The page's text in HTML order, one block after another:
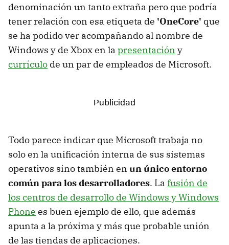
denominación un tanto extraña pero que podría
tener relación con esa etiqueta de 'OneCore' que
se ha podido ver acompañando al nombre de
Windows y de Xbox en la presentación y
currículo de un par de empleados de Microsoft.
Todo parece indicar que Microsoft trabaja no
solo en la unificación interna de sus sistemas
operativos sino también en un único entorno
común para los desarrolladores. La fusión de
los centros de desarrollo de Windows y Windows
Phone es buen ejemplo de ello, que además
apunta a la próxima y más que probable unión
de las tiendas de aplicaciones.